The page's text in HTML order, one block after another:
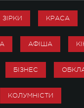
ЗІРКИ КРАСА
АФІША
БІЗНЕС
КОЛУМНІСТИ